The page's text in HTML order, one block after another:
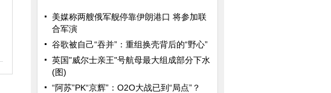
美媒称两艘俄军舰停靠伊朗港口 将参加联
合军演
谷歌被自己“吞并”：重组换壳背后的“野心”
英国"威尔士亲王"号航母最大组成部分下水
(图)
“阿苏”PK“京辉”：O2O大战已到“局点”？